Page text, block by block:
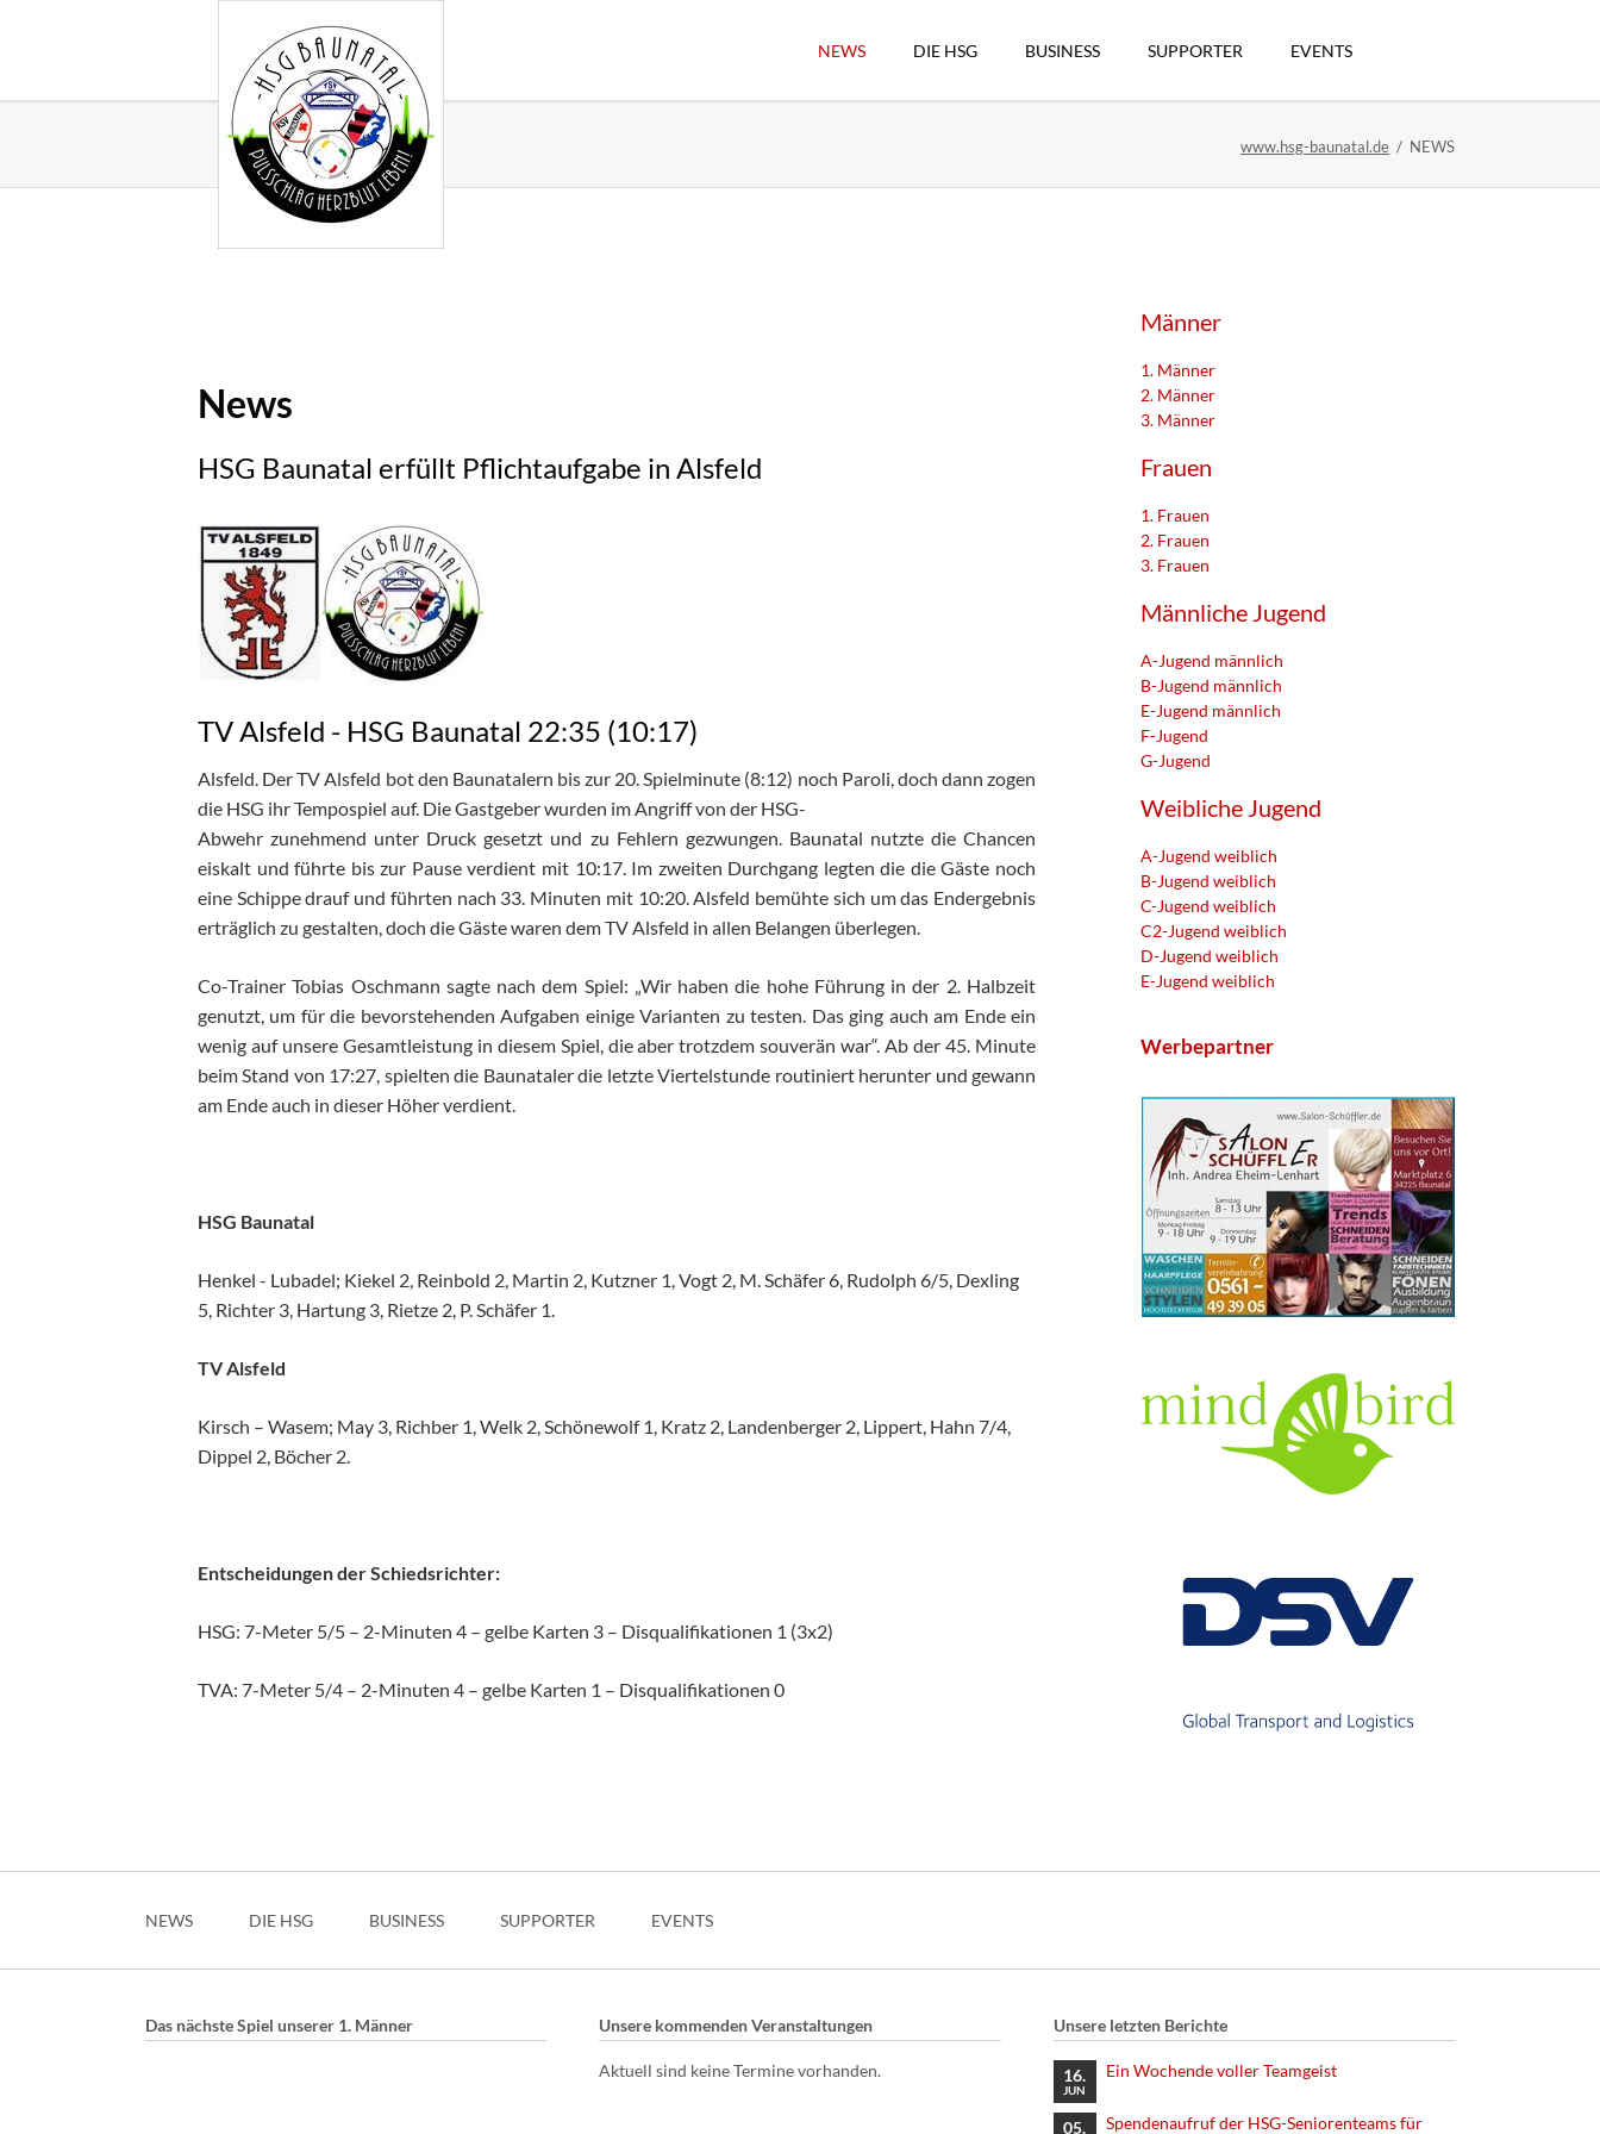
NEWS DIE HSG BUSINESS SUPPORTER EVENTS
www.hsg-baunatal.de NEWS
News
HSG Baunatal erfüllt Pflichtaufgabe in Alsfeld
TV Alsfeld - HSG Baunatal 22:35 (10:17)
Alsfeld. Der TV Alsfeld bot den Baunatalern bis zur 20. Spielminute (8:12) noch Paroli, doch dann zogen
die HSG ihr Tempospiel auf. Die Gastgeber wurden im Angriff von der HSG-
Abwehr zunehmend unter Druck gesetzt und zu Fehlern gezwungen. Baunatal nutzte die Chancen
eiskalt und führte bis zur Pause verdient mit 10:17. Im zweiten Durchgang legten die die Gäste noch
eine Schippe drauf und führten nach 33. Minuten mit 10:20. Alsfeld bemühte sich um das Endergebnis
erträglich zu gestalten, doch die Gäste waren dem TV Alsfeld in allen Belangen überlegen.
Co-Trainer Tobias Oschmann sagte nach dem Spiel: „Wir haben die hohe Führung in der 2. Halbzeit
genutzt, um für die bevorstehenden Aufgaben einige Varianten zu testen. Das ging auch am Ende ein
wenig auf unsere Gesamtleistung in diesem Spiel, die aber trotzdem souverän war“. Ab der 45. Minute
beim Stand von 17:27, spielten die Baunataler die letzte Viertelstunde routiniert herunter und gewann
am Ende auch in dieser Höher verdient.
HSG Baunatal
Henkel - Lubadel; Kiekel 2, Reinbold 2, Martin 2, Kutzner 1, Vogt 2, M. Schäfer 6, Rudolph 6/5, Dexling
5, Richter 3, Hartung 3, Rietze 2, P. Schäfer 1.
TV Alsfeld
Kirsch – Wasem; May 3, Richber 1, Welk 2, Schönewolf 1, Kratz 2, Landenberger 2, Lippert, Hahn 7/4,
Dippel 2, Böcher 2.
Entscheidungen der Schiedsrichter:
HSG: 7-Meter 5/5 – 2-Minuten 4 – gelbe Karten 3 – Disqualifikationen 1 (3x2)
TVA: 7-Meter 5/4 – 2-Minuten 4 – gelbe Karten 1 – Disqualifikationen 0
Männer
1. Männer
2. Männer
3. Männer
Frauen
1. Frauen
2. Frauen
3. Frauen
Männliche Jugend
A-Jugend männlich
B-Jugend männlich
E-Jugend männlich
F-Jugend
G-Jugend
Weibliche Jugend
A-Jugend weiblich
B-Jugend weiblich
C-Jugend weiblich
C2-Jugend weiblich
D-Jugend weiblich
E-Jugend weiblich
Werbepartner
NEWS DIE HSG BUSINESS SUPPORTER EVENTS
Das nächste Spiel unserer 1. Männer Unsere kommenden Veranstaltungen
Aktuell sind keine Termine vorhanden.
Unsere letzten Berichte
16.
JUN
Ein Wochende voller Teamgeist
05.
Spendenaufruf der HSG-Seniorenteams für